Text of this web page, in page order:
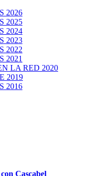
2026
2025
2024
2023
2022
2021
LA RED 2020
2019
2016
Cascabel